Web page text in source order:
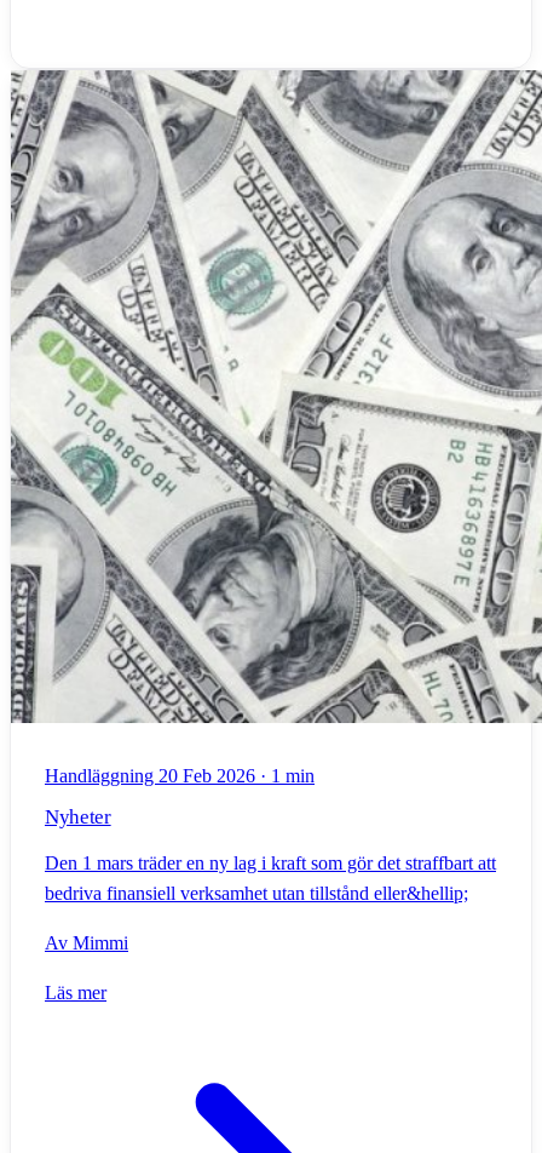
Handläggning 20 Feb 2026 · 1 min
Nyheter
Den 1 mars träder en ny lag i kraft som gör det straffbart att
bedriva finansiell verksamhet utan tillstånd eller&hellip;
Av Mimmi
Läs mer